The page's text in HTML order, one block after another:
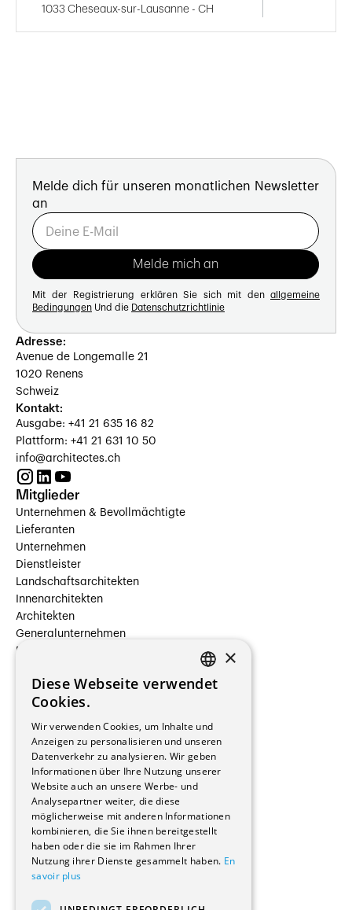
1033 Cheseaux-sur-Lausanne - CH
Melde dich für unseren monatlichen Newsletter
an
Mit der Registrierung erklären Sie sich mit den allgemeine
Bedingungen Und die Datenschutzrichtlinie
Adresse:
Avenue de Longemalle 21
1020 Renens
Schweiz
Kontakt:
Ausgabe: +41 21 635 16 82
Plattform: +41 21 631 10 50
info@architectes.ch
Mitglieder
Unternehmen & Bevollmächtigte
Lieferanten
Unternehmen
Dienstleister
Landschaftsarchitekten
Innenarchitekten
Architekten
Generalunternehmen
Beauftragte Unternehmen
Hersteller/Lieferanten
Bauherrschaften
Immobilienverwaltungsgesellschaften
Stockwerkeigentum
Reportagen
Wohnungen
Renovierungen
Innere Umbauten
Gastgewerbe und Tourismus
Verwaltungsgebäude und Geschäfte
Schuleinrichtungen
Medizinische Einrichtungen
FRENCH
×
Diese Webseite verwendet
Cookies.
Wir verwenden Cookies, um Inhalte und
Anzeigen zu personalisieren und unseren
Datenverkehr zu analysieren. Wir geben
Informationen über Ihre Nutzung unserer
Website auch an unsere Werbe- und
Analysepartner weiter, die diese
möglicherweise mit anderen Informationen
kombinieren, die Sie ihnen bereitgestellt
haben oder die sie im Rahmen Ihrer
Nutzung ihrer Dienste gesammelt haben. En
savoir plus